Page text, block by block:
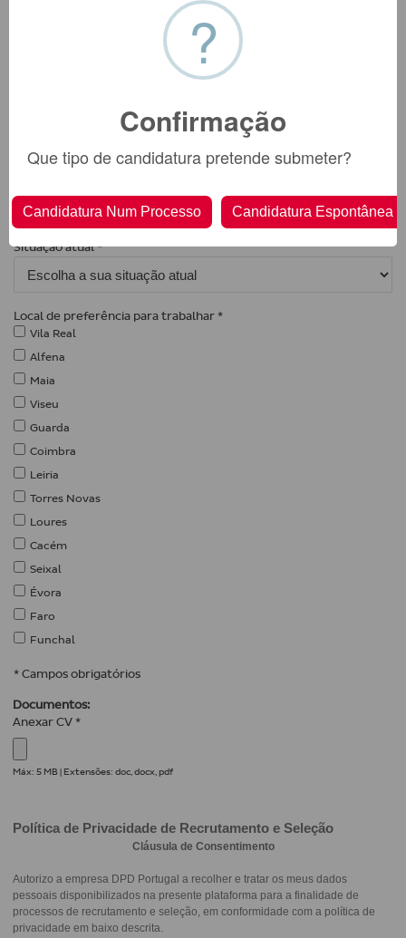
Receção
Armazém
Situação atual *
Local de preferência para trabalhar *
Vila Real
Alfena
Maia
Viseu
Guarda
Coimbra
Leiria
Torres Novas
Loures
Cacém
Seixal
Évora
Faro
Funchal
* Campos obrigatórios
Documentos:
Anexar CV *
Máx: 5 MB | Extensões: doc, docx, pdf
Política de Privacidade de Recrutamento e Seleção
Cláusula de Consentimento
Autorizo a empresa DPD Portugal a recolher e tratar os meus dados
pessoais disponibilizados na presente plataforma para a finalidade de
processos de recrutamento e seleção, em conformidade com a política de
privacidade em baixo descrita.
?
Confirmação
Que tipo de candidatura pretende submeter?
Candidatura Num Processo Candidatura Espontânea